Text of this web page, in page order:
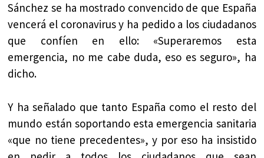
Sánchez se ha mostrado convencido de que España
vencerá el coronavirus y ha pedido a los ciudadanos
que confíen en ello: «Superaremos esta
emergencia, no me cabe duda, eso es seguro», ha
dicho.
Y ha señalado que tanto España como el resto del
mundo están soportando esta emergencia sanitaria
«que no tiene precedentes», y por eso ha insistido